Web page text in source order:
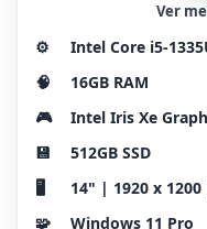
Ver
⚙️
Intel Core i5-
🧠
16GB RAM
🎮
Intel Iris Xe
💾
512GB SSD
🖥️
14" | 1920 x
🧩
Windows 11 Pro